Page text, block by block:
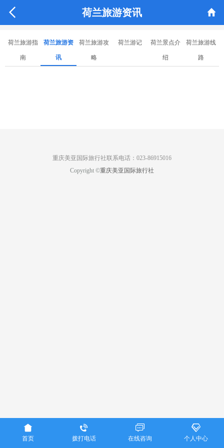
 荷兰旅游资讯 
荷兰旅游指
南
荷兰旅游资
讯
荷兰旅游攻
略
荷兰游记 荷兰景点介
绍
荷兰旅游线
路
重庆美亚国际旅行社联系电话：023-86915016
Copyright ©重庆美亚国际旅行社

首页

拨打电话

在线咨询

个人中心